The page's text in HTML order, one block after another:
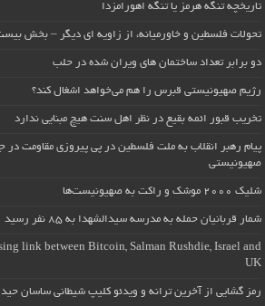
تاریخچه تنگه هرمز یا تنگه اهورامزدا
تحولات فلسطین و خاورمیانه، از زاویه ای دیگر – بخش
دو برابر تعداد ساختمان های ویران شده در حلب
رژیم صهیونیستی قبرس را هم می‌خواهد اشغال کند؟
تخریب قبور ائمه بقیع در نظر اهل سنت هیچ مبنایی ندارد
پیام رهبر انقلاب به ملت فلسطین در پی پیروزی مقاومت در
صهیونیستی
شلیک ۲۰۰۰ موشک و راکت به صهیونیست‌ها
شمار قربانیان حمله به مدرسه سیدالشهدا به ۸۵ نفر رسید
link between Bitcoin, Salman Rushdie, Israel and
UK
رمز گشایی از آخرین ترانه و ویدئو کلیپ شیطانی ساسان